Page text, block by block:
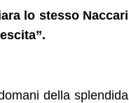
lo stesso Naccari
della splendida